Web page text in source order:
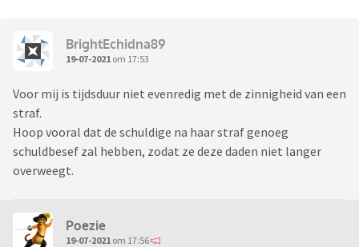
BrightEchidna89
19-07-2021 om 17:53
Voor mij is tijdsduur niet evenredig met de zinnigheid van een
straf.
Hoop vooral dat de schuldige na haar straf genoeg
schuldbesef zal hebben, zodat ze deze daden niet langer
overweegt.
Poezie
19-07-2021 om 17:56